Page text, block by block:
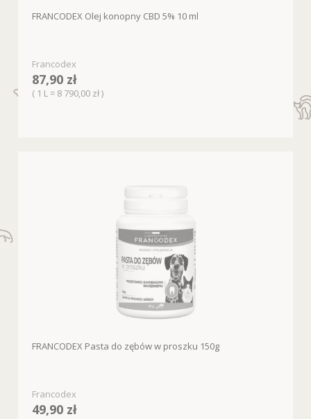
FRANCODEX Olej konopny CBD 5% 10 ml
Francodex
87,90 zł
( 1 L = 8 790,00 zł )
FRANCODEX Pasta do zębów w proszku 150g
Francodex
49,90 zł